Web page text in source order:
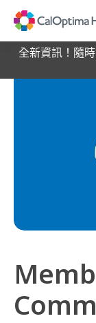
Content
全新資訊！隨